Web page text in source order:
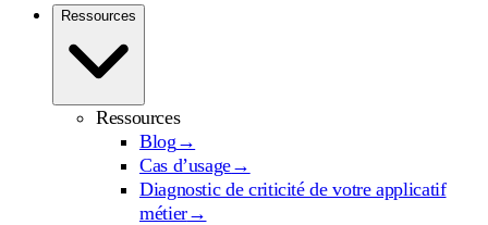
Ressources
Ressources
Blog →
Cas d’usage→
Diagnostic de criticité de votre applicatif
métier→